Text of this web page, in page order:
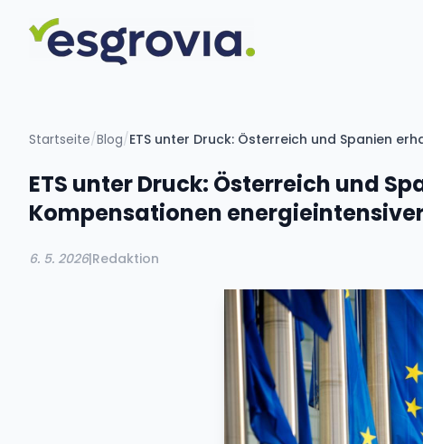
Startseite/Blog/ETS unter Druck: Österreich und Spanien
ETS unter Druck: Österreich und
Kompensationen
6. 5. 2026|Redaktion